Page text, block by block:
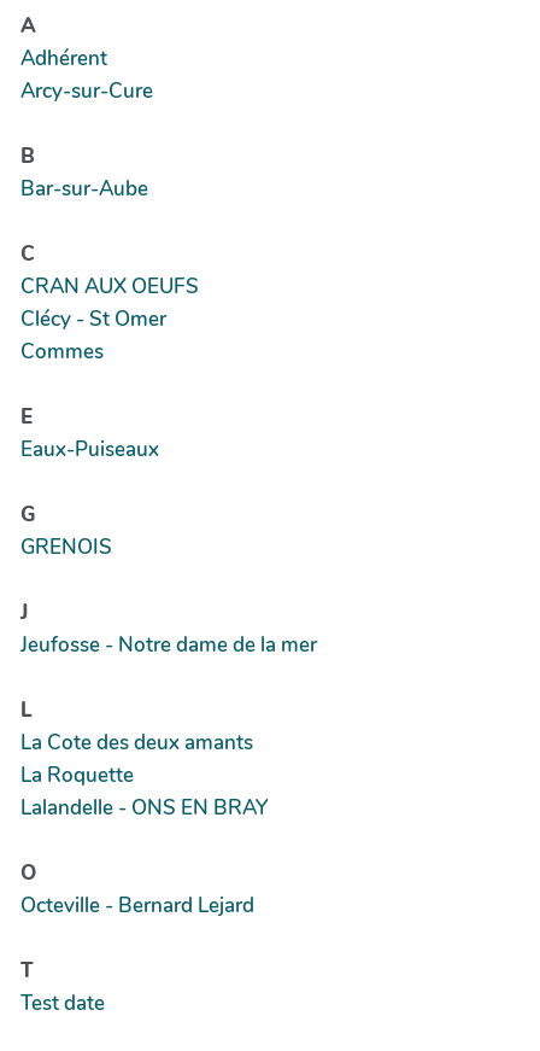
A
Adhérent
Arcy-sur-Cure
B
Bar-sur-Aube
C
CRAN AUX OEUFS
Clécy - St Omer
Commes
E
Eaux-Puiseaux
G
GRENOIS
J
Jeufosse - Notre dame de la mer
L
La Cote des deux amants
La Roquette
Lalandelle - ONS EN BRAY
O
Octeville - Bernard Lejard
T
Test date